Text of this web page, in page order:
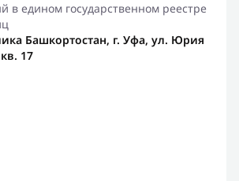
в едином государственном реестре
Башкортостан, г. Уфа, ул. Юрия
17